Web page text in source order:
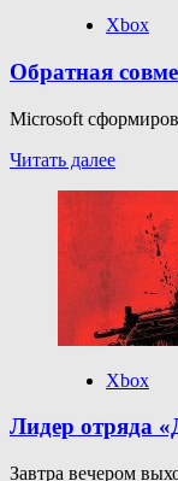
Series
Xbox
Обратная
Microsoft
Читать далее
очень
важна:
для
Xbox
Лидер отряда
Завтра вечером